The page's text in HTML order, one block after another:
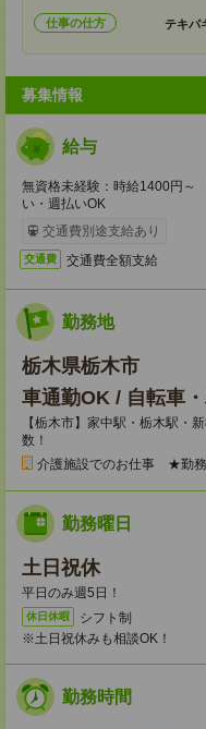
仕事の仕方 テキパ
募集情報
給与
無資格未経験：時給1400円
い・週払いOK
交通費別途支給あり
交通費 交通費全額支給
勤務地
栃木県栃木市
車通勤OK / 自転車
【栃木市】家中駅・栃木駅・
数！
介護施設でのお仕事 ★勤務
勤務曜日
土日祝休
平日のみ週5日！
休日休暇
シフト制
※土日祝休みも相談OK！
勤務時間